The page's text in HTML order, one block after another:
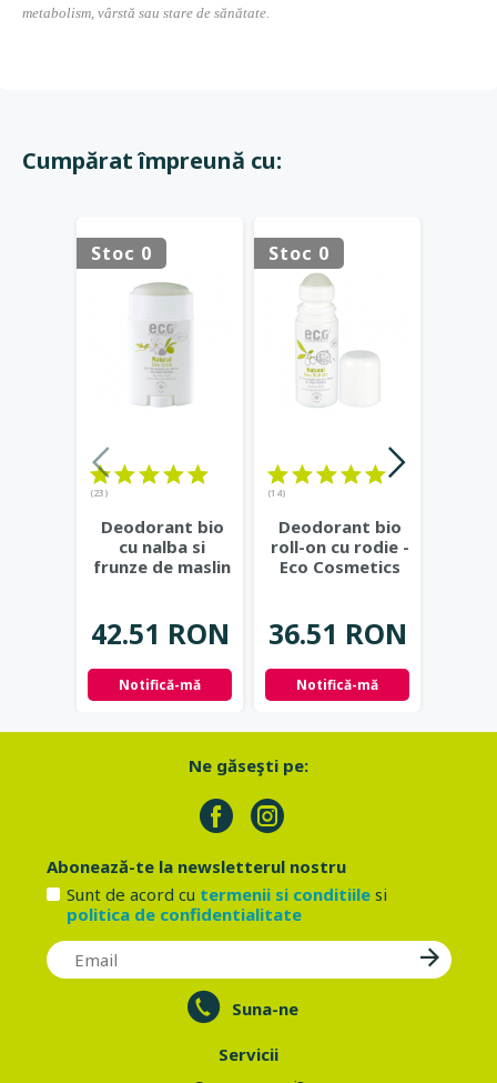
metabolism, vârstă sau stare de sănătate.
Cumpărat împreună cu:
Stoc 0
(23)
Deodorant bio
cu nalba si
frunze de maslin
42.51 RON
Notifică-mă
Stoc 0
(14)
Deodorant bio
roll-on cu rodie -
Eco Cosmetics
36.51 RON
Notifică-mă
Ne găseşti pe:
Abonează-te la newsletterul nostru
Sunt de acord cu termenii si conditiilesi
politica de confidentialitate
Suna-ne
Servicii